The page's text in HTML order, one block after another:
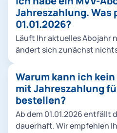
der beiden Rabattmodelle
Der Vorteil: Sie sehen den
Neukund*innen gilt eine
Monaten, in der keine
Monats zum Folgemonat
bisherigen
unverändert bestehen. Die neuen Abopreise finden
Sie in unserer Übersicht.
Jahreszahlung. Was
01.01.2026?
Läuft Ihr aktuelles Abojahr
ändert sich zunächst nichts. Nach Ablauf
mit monatlicher Zahlung um. Sie
rechtzeitig alle
Vorgehen.
Warum kann ich kein
mit Jahreszahlung
bestellen?
Ab dem 01.01.2026 entfällt
dauerhaft. Wir empfehlen Ihnen daher den